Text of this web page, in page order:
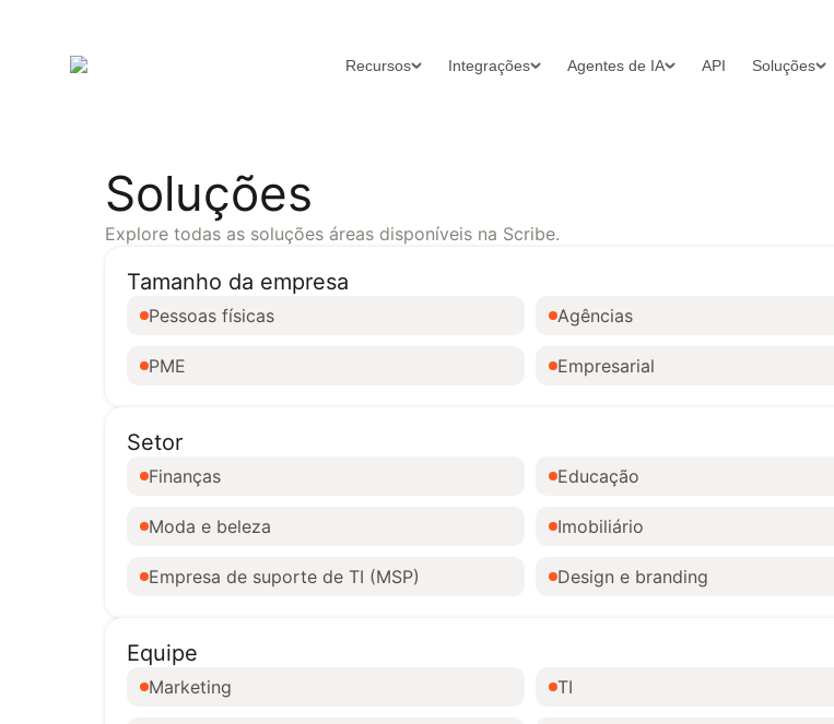
Recursos Integrações Agentes de IA API Soluções
Soluções
Explore todas as soluções áreas disponíveis na Scribe.
Tamanho da empresa
Pessoas físicas Agências
PME Empresarial
Setor
Finanças Educação
Moda e beleza Imobiliário
Empresa de suporte de TI (MSP) Design e branding
Equipe
Marketing TI